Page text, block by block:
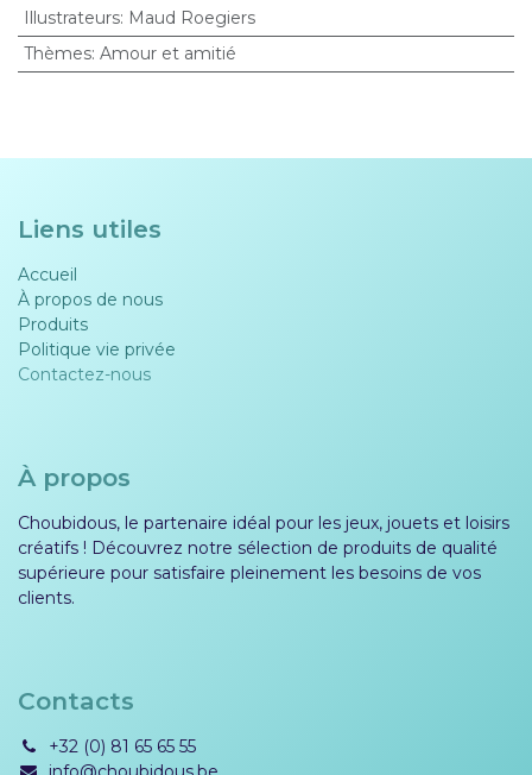
Illustrateurs: Maud Roegiers
Thèmes: Amour et amitié
Liens utiles
Accueil
À propos de nous
Produits
Politique vie privée​​
Contactez-nous
À propos
Choubidous, le partenaire idéal pour les jeux, jouets et loisirs
créatifs ! Découvrez notre sélection de produits de qualité
supérieure pour satisfaire pleinement les besoins de vos
clients.
Contacts
+32 (0) 81 65 65 55